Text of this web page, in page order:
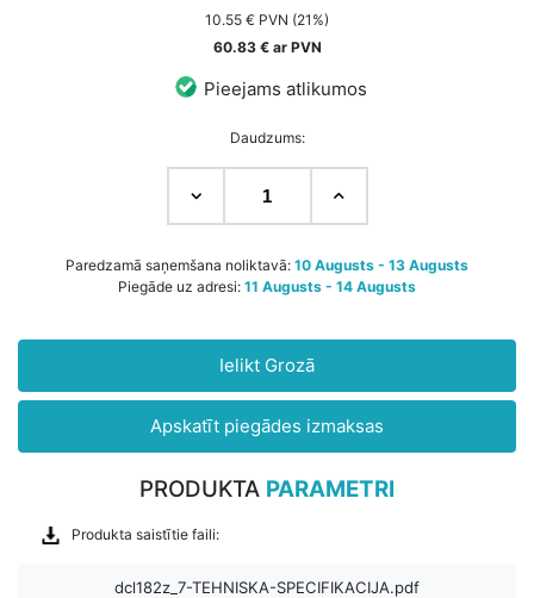
10.55 € PVN (21%)
60.83 € ar PVN
Pieejams atlikumos
Daudzums:
Paredzamā saņemšana noliktavā: 10 Augusts - 13 Augusts
Piegāde uz adresi: 11 Augusts - 14 Augusts
Ielikt Grozā
Apskatīt piegādes izmaksas
PRODUKTA PARAMETRI
Produkta saistītie faili:
dcl182z_7-TEHNISKA-SPECIFIKACIJA.pdf